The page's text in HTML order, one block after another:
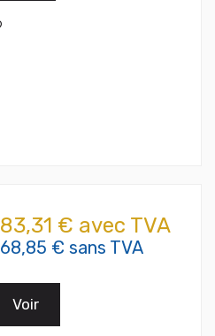
83,31 € avec TVA
68,85 € sans TVA
Voir